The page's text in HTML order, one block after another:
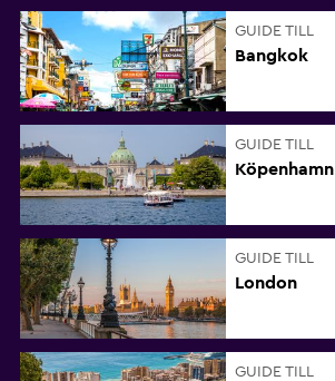
GUIDE TILL
Bangkok
GUIDE TILL
Köpenhamn
GUIDE TILL
London
GUIDE TILL